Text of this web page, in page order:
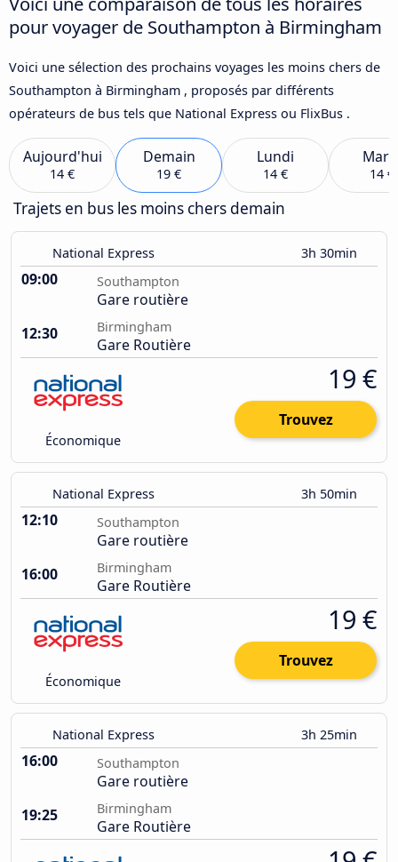
pour voyager de Southampton à Birmingham
Voici une sélection des prochains voyages les moins chers de
Southampton à Birmingham , proposés par différents
opérateurs de bus tels que National Express ou FlixBus .
Aujourd'hui
14 €
Demain
19 €
Lundi
14 € 14 €
Trajets en bus les moins chers demain
National Express 3h 30min
09:00 Southampton
Gare routière
12:30
Birmingham
Gare Routière
Économique
19 €
Trouvez
National Express 3h 50min
12:10 Southampton
Gare routière
16:00
Birmingham
Gare Routière
Économique
19 €
Trouvez
National Express 3h 25min
16:00 Southampton
Gare routière
19:25
Birmingham
Gare Routière